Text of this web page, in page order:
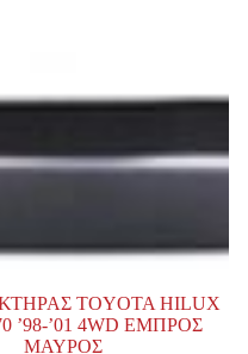
TOYOTA HILUX
’98-’01 4WD ΕΜΠΡΟΣ
ΜΑΥΡΟΣ